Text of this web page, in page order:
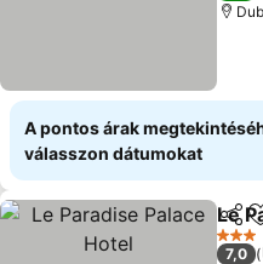
A pontos árak
válasszon dátumokat
Le
3
7,0